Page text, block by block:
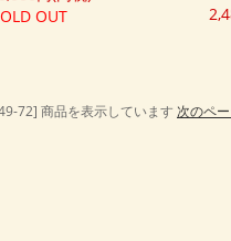
OUT
72] 商品を表示しています 次のペ